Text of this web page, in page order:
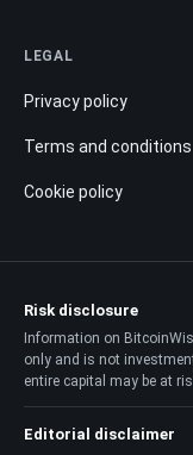
LEGAL
Privacy policy
Terms and conditions
Cookie policy
Risk disclosure
Information on
only and is not
entire capital may be at
Editorial disclaimer